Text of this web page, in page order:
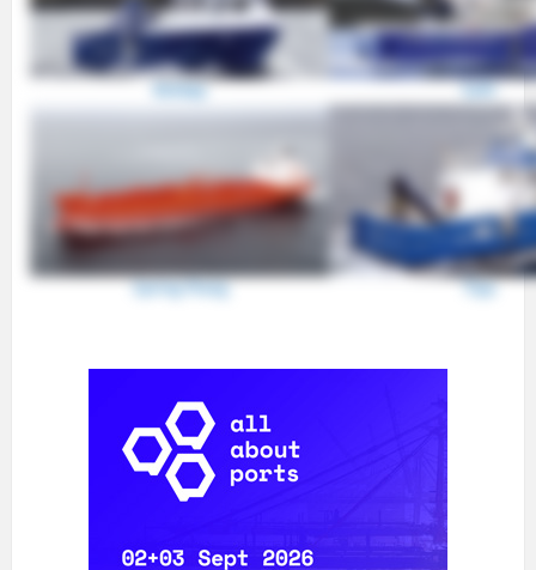
Rekkøy Safir
Spring Ploeg Tipp